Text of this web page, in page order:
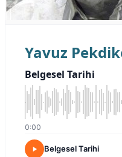
Yavuz
Belgesel Tarihi
0:00
Belgesel Tarihi